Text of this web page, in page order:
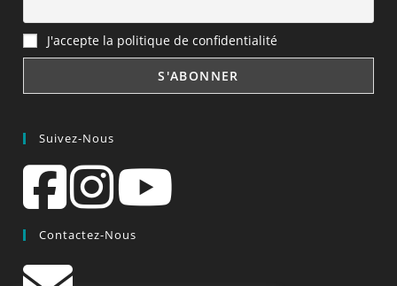
J'accepte la politique de confidentialité
Suivez-Nous
Contactez-Nous